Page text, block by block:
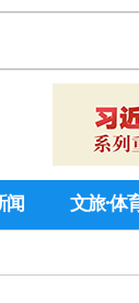
闻 文旅·体